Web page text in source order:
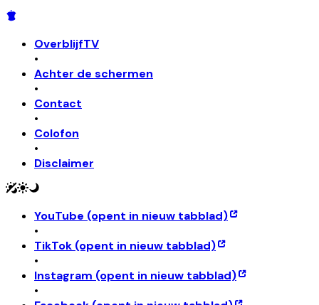
OverblijfTV
•
Achter de schermen
•
Contact
•
Colofon
•
Disclaimer
YouTube (opent in nieuw tabblad)
•
TikTok (opent in nieuw tabblad)
•
Instagram (opent in nieuw tabblad)
•